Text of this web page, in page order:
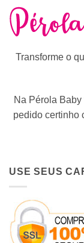
Transforme o
Na Pérola
pedido certinho
USE SEUS